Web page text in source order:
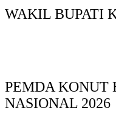
WAKIL BUPATI
PEMDA KONUT
NASIONAL 2026